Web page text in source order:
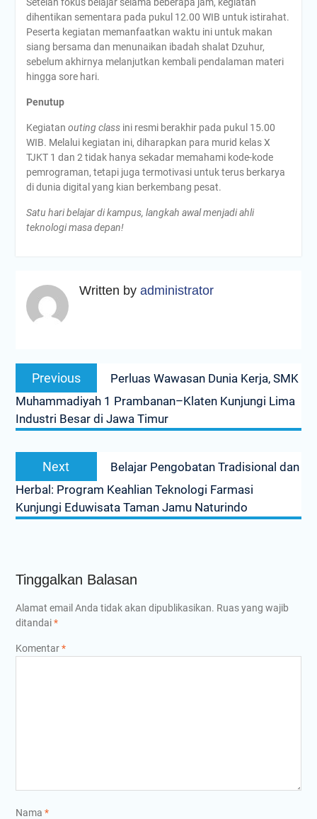
dihentikan sementara pada pukul 12.00 WIB untuk istirahat.
Peserta kegiatan memanfaatkan waktu ini untuk makan
siang bersama dan menunaikan ibadah shalat Dzuhur,
sebelum akhirnya melanjutkan kembali pendalaman materi
hingga sore hari.
Penutup
Kegiatan outing classini resmi berakhir pada pukul 15.00
WIB. Melalui kegiatan ini, diharapkan para murid kelas X
TJKT 1 dan 2 tidak hanya sekadar memahami kode-kode
pemrograman, tetapi juga termotivasi untuk terus berkarya
di dunia digital yang kian berkembang pesat.
Satu hari belajar di kampus, langkah awal menjadi ahli
teknologi masa depan!
Written by administrator
Navigasi
posPrevious
Previous
post:
Perluas Wawasan Dunia Kerja, SMK
Muhammadiyah 1 Prambanan–Klaten Kunjungi Lima
Industri Besar di Jawa Timur
Next
Next
post:
Belajar Pengobatan Tradisional dan
Herbal: Program Keahlian Teknologi Farmasi
Kunjungi Eduwisata Taman Jamu Naturindo
Tinggalkan Balasan
Alamat email Anda tidak akan dipublikasikan. Ruas yang wajib
ditandai*
Komentar*
Nama *